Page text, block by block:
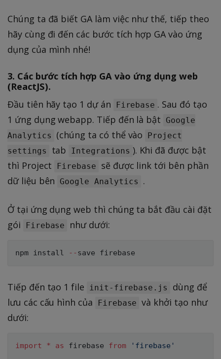
Chúng ta đã biết GA làm việc như thế, tiếp theo
hãy cùng đi đến các bước tích hợp GA vào ứng
dụng của mình nhé!
3. Các bước tích hợp GA vào ứng dụng web
(ReactJS).
Đầu tiên hãy tạo 1 dự án Firebase . Sau đó tạo
1 ứng dụng webapp. Tiếp đến là bật
Google
Analytics
(chúng ta có thể vào
Project
settings
tab Integrations ). Khi đã được bật
thì Project
Firebase
sẽ được link tới bên phần
dữ liệu bên
Google Analytics .
Ở tại ứng dụng web thì chúng ta bắt đầu cài đặt
gói
Firebase như dưới:
npm install --
Tiếp đến tạo 1 file init-firebase.js
dùng để
lưu các cấu hình của
Firebase và khởi tạo như
dưới:
import * as firebase from 'firebase'